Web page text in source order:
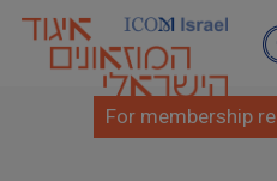
Skip
For membership